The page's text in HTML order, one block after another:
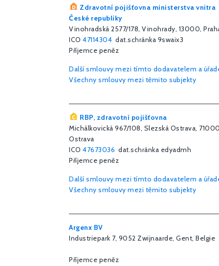
Zdravotní pojišťovna ministerstva vnitra
České republiky
Vinohradská 2577/178, Vinohrady, 13000,
ICO 47114304 dat.schránka 9swaix3
Příjemce peněz
Další smlouvy mezi tímto dodavatelem a
Všechny smlouvy mezi těmito subjekty
RBP, zdravotní pojišťovna
Michálkovická 967/108, Slezská Ostrava,
Ostrava
ICO 47673036 dat.schránka edyadmh
Příjemce peněz
Další smlouvy mezi tímto dodavatelem a
Všechny smlouvy mezi těmito subjekty
Argenx BV
Industriepark 7, 9052 Zwijnaarde, Gent, Belgie
Příjemce peněz